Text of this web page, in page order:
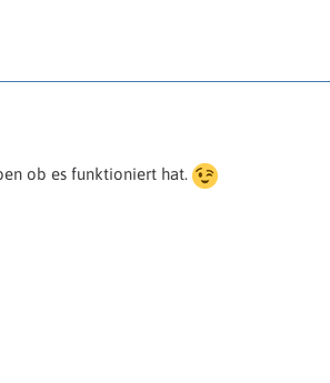
ob es funktioniert hat.